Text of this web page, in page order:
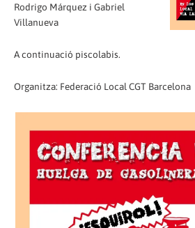
Rodrigo Márquez i Gabriel
Villanueva
A continuació piscolabis.
Organitza: Federació Local CGT Barcelona